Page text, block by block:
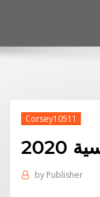
Corsey10511
by Publisher